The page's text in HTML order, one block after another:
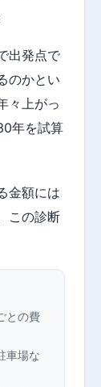
出発点で
のかとい
々上がっ
年を試算
金額には
この診断
との費
車場な